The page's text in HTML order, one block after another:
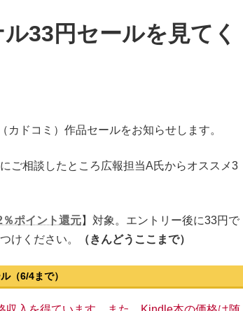
33円セールを見てく
ドコミ）作品セールをお知らせします。
ご相談したところ広報担当A氏からオススメ3
ポイント還元】対象。エントリー後に33円で
けください。
（きんどうここまで）
（6/4まで）